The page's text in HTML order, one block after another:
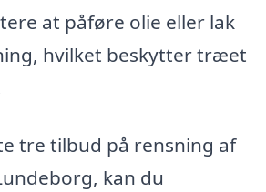
at påføre olie eller lak
hvilket beskytter træet
tre tilbud på rensning af
kan du